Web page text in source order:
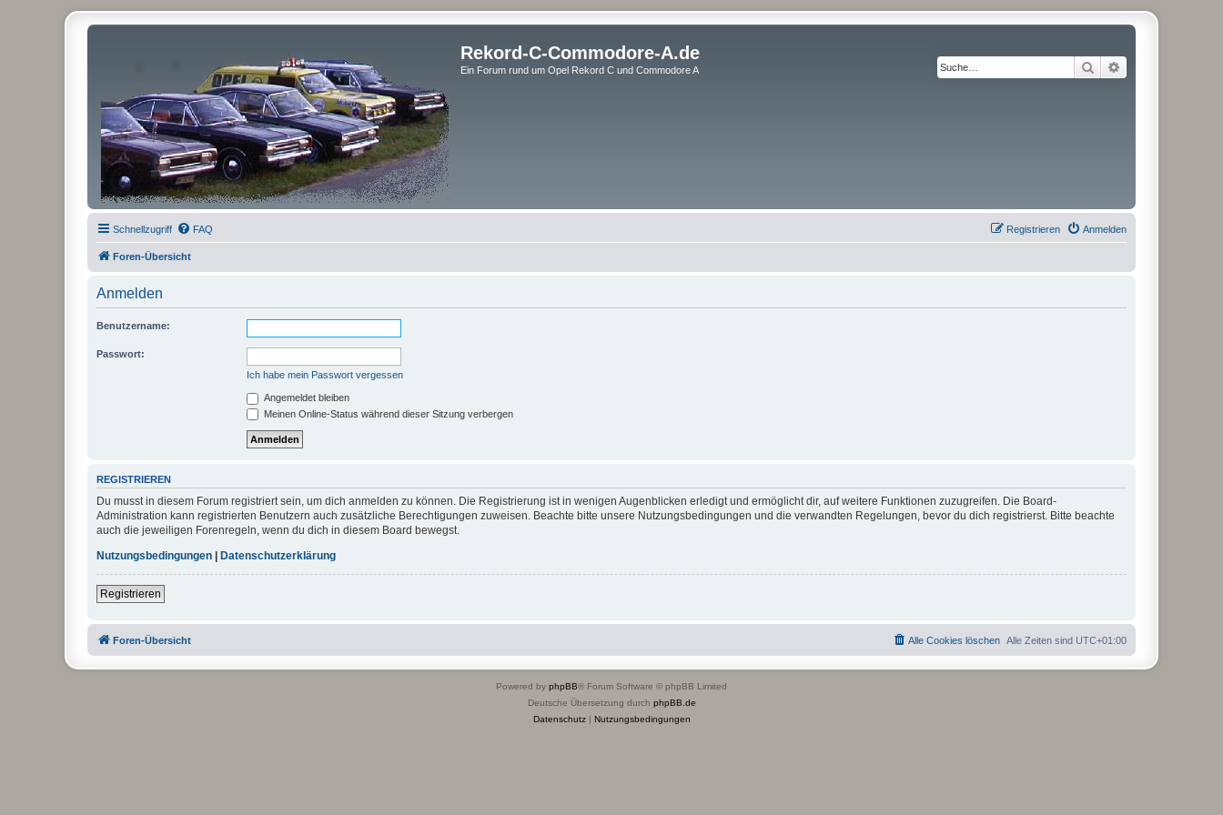
Rekord-C-Commodore-A.de
Ein Forum rund um Opel Rekord C und Commodore A Suche
Schnellzugriff FAQ Anmelden
Registrieren
Foren-Übersicht
Anmelden
Benutzername:
Passwort:
Ich habe mein Passwort vergessen
Angemeldet bleiben
Meinen Online-Status während dieser Sitzung verbergen
REGISTRIEREN
Du musst in diesem Forum registriert sein, um dich anmelden zu können. Die Registrierung ist in wenigen Augenblicken erledigt und ermöglicht dir, auf weitere Funktionen zuzugreifen. Die Board-
Administration kann registrierten Benutzern auch zusätzliche Berechtigungen zuweisen. Beachte bitte unsere Nutzungsbedingungen und die verwandten Regelungen, bevor du dich registrierst. Bitte beachte
auch die jeweiligen Forenregeln, wenn du dich in diesem Board bewegst.
Nutzungsbedingungen | Datenschutzerklärung
Registrieren
Foren-Übersicht Alle Zeiten sind UTC+01:00
Alle Cookies löschen
Powered by phpBB® Forum Software © phpBB Limited
Deutsche Übersetzung durch phpBB.de
Datenschutz| Nutzungsbedingungen